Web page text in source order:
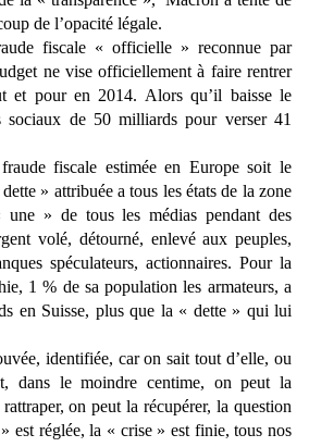
de l’opacité légale.
fiscale « officielle » reconnue par
ne vise officiellement à faire rentrer
et pour en 2014. Alors qu’il baisse le
sociaux de 50 milliards pour verser 41
fiscale estimée en Europe soit le
» attribuée a tous les états de la zone
» de tous les médias pendant des
volé, détourné, enlevé aux peuples,
spéculateurs, actionnaires. Pour la
1 % de sa population les armateurs, a
en Suisse, plus que la « dette » qui lui
identifiée, car on sait tout d’elle, ou
dans le moindre centime, on peut la
on peut la récupérer, la question
est réglée, la « crise » est finie, tous nos